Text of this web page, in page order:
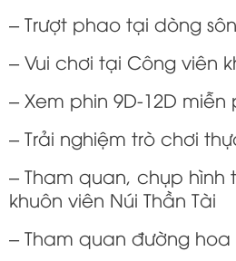
– Trượt phao tại dòng
– Vui chơi tại Công viên
– Xem phin 9D-12D miễn
– Trải nghiệm trò chơi
– Tham quan, chụp
khuôn viên Núi Thần Tài
– Tham quan đường hoa